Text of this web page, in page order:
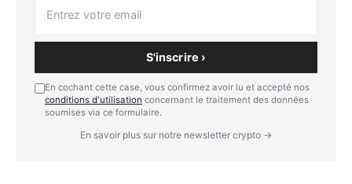
S'inscrire ›
En cochant cette case, vous confirmez avoir lu et accepté nos
conditions d'utilisation concernant le traitement des données
soumises via ce formulaire.
En savoir plus sur notre newsletter crypto →